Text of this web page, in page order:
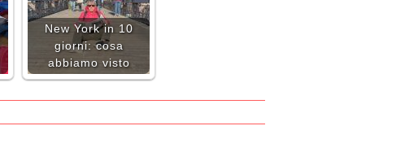
New York in 10
giorni: cosa
abbiamo visto